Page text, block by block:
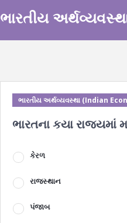
ભારતીય
ભારતીય અર્થવ્યવસ્થા (Indian
ભારતના કયા
કેરળ
રાજસ્થાન
પંજાબ